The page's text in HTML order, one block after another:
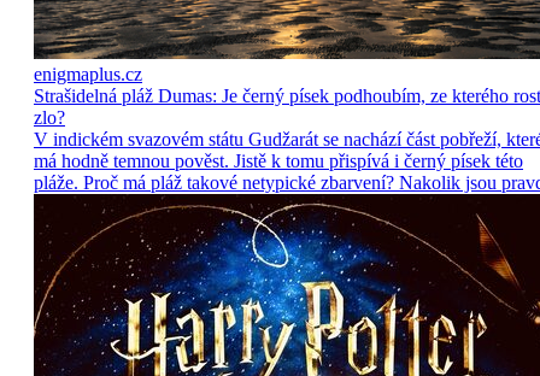
enigmaplus.cz
Strašidelná pláž Dumas: Je černý písek podhoubím, ze kterého
zlo?
V indickém svazovém státu Gudžarát se nachází část pobřeží,
má hodně temnou pověst. Jistě k tomu přispívá i černý písek této
pláže. Proč má pláž takové netypické zbarvení? Nakolik jsou